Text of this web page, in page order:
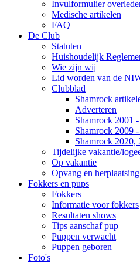
Invulformulier
Medische artikelen
FAQ
De Club
Statuten
Huishoudelijk
Wie zijn wij
Lid worden van de
Clubblad
Shamrock
Adverteren
Shamrock 2001
Shamrock 2009
Shamrock 2020,
Tijdelijke vakantie/
Op vakantie
Opvang en herplaatsing
Fokkers en pups
Fokkers
Informatie voor fokkers
Resultaten shows
Tips aanschaf pup
Puppen verwacht
Puppen geboren
Foto's